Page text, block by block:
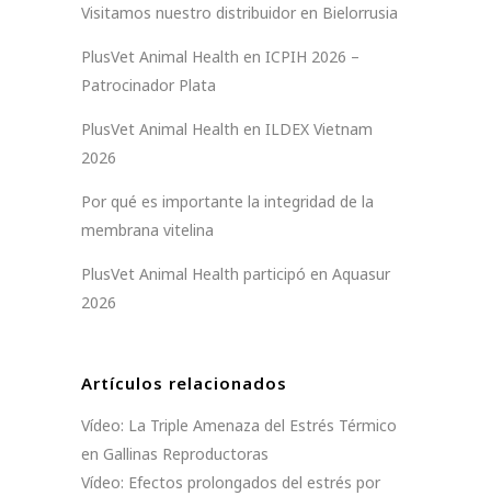
Visitamos nuestro distribuidor en Bielorrusia
PlusVet Animal Health en ICPIH 2026 –
Patrocinador Plata
PlusVet Animal Health en ILDEX Vietnam
2026
Por qué es importante la integridad de la
membrana vitelina
PlusVet Animal Health participó en Aquasur
2026
Artículos relacionados
Vídeo: La Triple Amenaza del Estrés Térmico
en Gallinas Reproductoras
Vídeo: Efectos prolongados del estrés por